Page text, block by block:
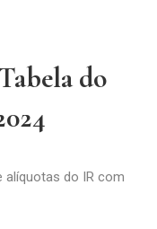
do
alíquotas do IR com